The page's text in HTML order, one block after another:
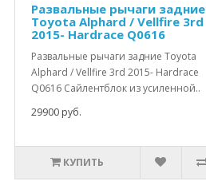
Развальные рычаги задние
Toyota Alphard / Vellfire 3rd
2015- Hardrace Q0616
Развальные рычаги задние Toyota
Alphard / Vellfire 3rd 2015- Hardrace
Q0616 Сайлентблок из усиленной..
29900 руб.
КУПИТЬ